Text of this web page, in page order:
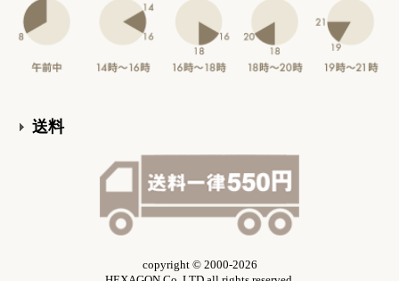
送料
copyright © 2000-2026